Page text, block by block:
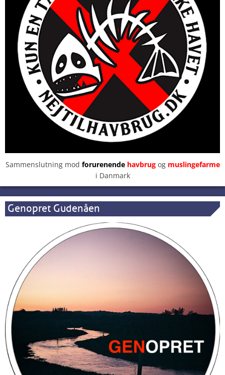
Sammenslutning mod forurenendehavbrugog muslingefarme
i Danmark
Genopret Gudenåen